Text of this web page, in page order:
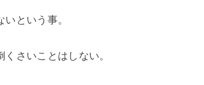
という事。
さいことはしない。